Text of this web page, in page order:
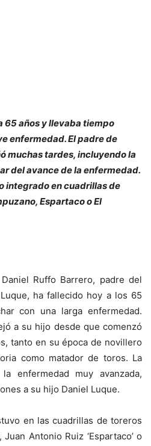
65 años y llevaba tiempo
enfermedad. El padre de
muchas tardes, incluyendo la
del avance de la enfermedad.
integrado en cuadrillas de
Espartaco o El
Ruffo Barrero, padre del
ha fallecido hoy a los 65
con una larga enfermedad.
a su hijo desde que comenzó
tanto en su época de novillero
como matador de toros. La
enfermedad muy avanzada,
a su hijo Daniel Luque.
en las cuadrillas de toreros
Antonio Ruiz ‘Espartaco’ o